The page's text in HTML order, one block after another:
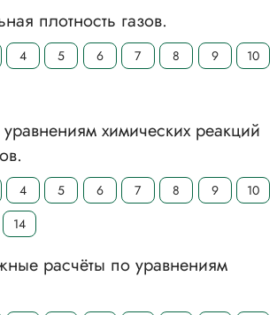
плотность газов.
4 5 6 7 8 9
10
химических реакций
4 5 6 7 8 9
10
14
расчёты по уравнениям